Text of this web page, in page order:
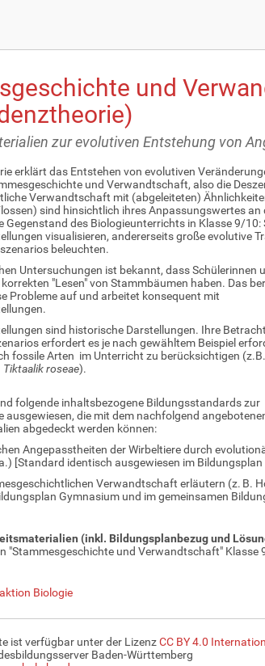
und
zur evolutiven Entstehung von
erklärt das Entstehen von evolutiven
und Verwandtschaft, also die
Verwandtschaft mit (abgeleiteten)
sind hinsichtlich ihres Anpassungswertes an
Gegenstand des Biologieunterrichts in Klasse 9/
visualisieren, andererseits große evolutive
beleuchten.
Untersuchungen ist bekannt, dass Schülerinnen
"Lesen" von Stammbäumen haben. Das
Probleme auf und arbeitet konsequent mit
sind historische Darstellungen. Ihre
erfordert es je nach gewähltem Beispiel
fossile Arten im Unterricht zu berücksichtigen
Tiktaalik roseae).
folgende inhaltsbezogene Bildungsstandards zur
ausgewiesen, die mit dem nachfolgend
abgedeckt werden können:
Angepasstheiten der Wirbeltiere durch
[Standard identisch ausgewiesen im
Verwandtschaft erläutern (z. B.
Gymnasium und im gemeinsamen
(inkl. Bildungsplanbezug und
"Stammesgeschichte und Verwandtschaft" Klasse
Biologie
ist verfügbar unter der LizenzCC BY 4.0
Baden-Württemberg